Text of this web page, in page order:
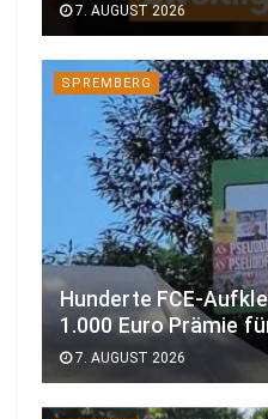
7. AUGUST 2026
SPREMBERG
Hunderte FCE-
1.000 Euro Prämie
7. AUGUST 2026